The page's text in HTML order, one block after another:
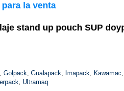
la venta
stand up pouch SUP
Golpack, Gualapack, Imapack, Kawamac,
, Ultramaq